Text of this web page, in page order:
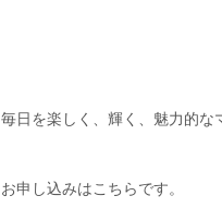
毎日を楽しく、輝く、魅力的な
お申し込みはこちらです。